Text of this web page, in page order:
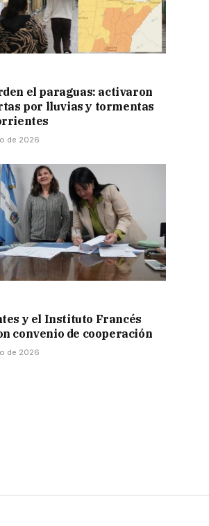
el paraguas: activaron
por lluvias y tormentas
de 2026
y el Instituto Francés
convenio de cooperación
de 2026